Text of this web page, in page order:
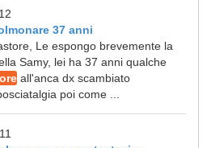
37 anni
Le espongo brevemente la
Samy, lei ha 37 anni qualche
all'anca dx scambiato
poi come ...